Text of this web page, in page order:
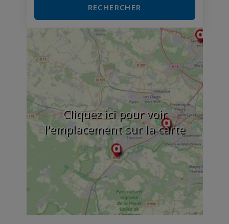
RECHERCHER
Cliquez ici pour voir
l'emplacement sur la carte